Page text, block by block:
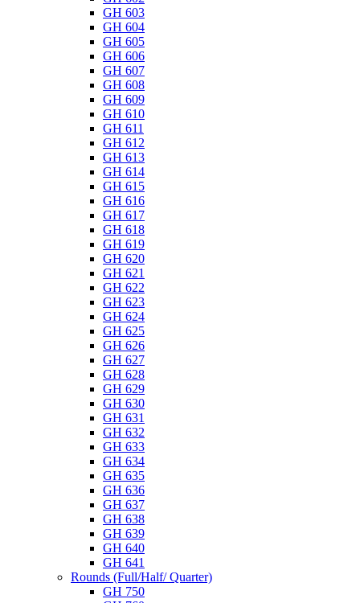
GH 603
GH 604
GH 605
GH 606
GH 607
GH 608
GH 609
GH 610
GH 611
GH 612
GH 613
GH 614
GH 615
GH 616
GH 617
GH 618
GH 619
GH 620
GH 621
GH 622
GH 623
GH 624
GH 625
GH 626
GH 627
GH 628
GH 629
GH 630
GH 631
GH 632
GH 633
GH 634
GH 635
GH 636
GH 637
GH 638
GH 639
GH 640
GH 641
Rounds (Full/Half/ Quarter)
GH 750